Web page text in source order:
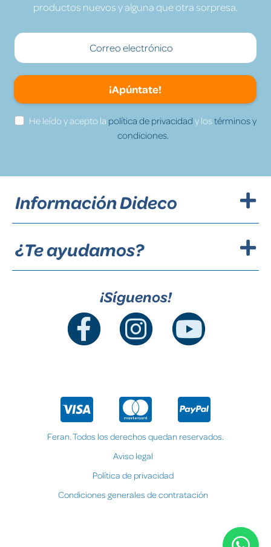
productos nuevos y alguna que otra sorpresa.
¡Apúntate!
He leído y acepto la política de privacidad y lostérminos y
condiciones.
Información Dideco
¿Te ayudamos?
¡Síguenos!
Feran. Todos los derechos quedan reservados.
Aviso legal
Política de privacidad
Condiciones generales de contratación